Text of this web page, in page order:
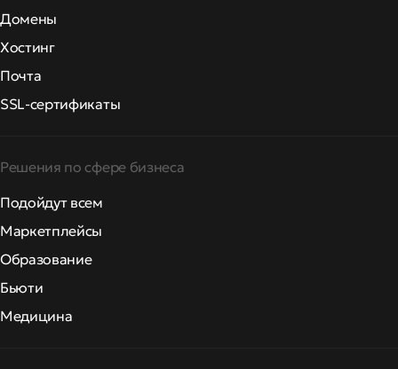
Домены
Хостинг
Почта
SSL-сертификаты
Решения по сфере бизнеса
Подойдут всем
Маркетплейсы
Образование
Бьюти
Медицина